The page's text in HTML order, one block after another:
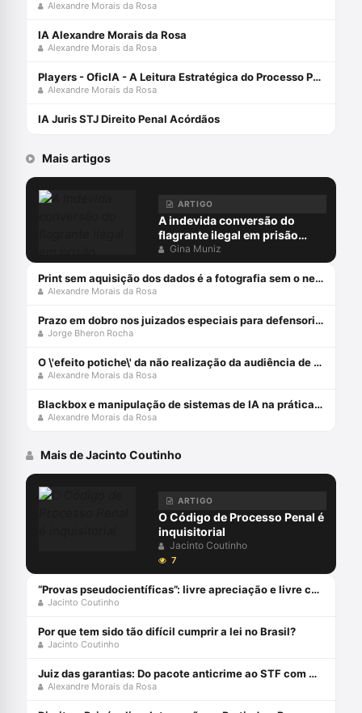
Alexandre Morais da Rosa
IA Alexandre Morais da Rosa
Alexandre Morais da Rosa
Players - OficIA - A Leitura Estratégica do Processo Penal com Alexandre Morais da Rosa
Alexandre Morais da Rosa
IA Juris STJ Direito Penal Acórdãos
Mais artigos
ARTIGO
A indevida conversão do
flagrante ilegal em prisão
preventiva
Gina Muniz
Print sem aquisição dos dados é a fotografia sem o negativo
Alexandre Morais da Rosa
Prazo em dobro nos juizados especiais para defensorias públicas
Jorge Bheron Rocha
O \'efeito potiche\' da não realização da audiência de custódia
Alexandre Morais da Rosa
Blackbox e manipulação de sistemas de IA na prática forense
Alexandre Morais da Rosa
Mais de Jacinto Coutinho
ARTIGO
O Código de Processo Penal é
inquisitorial
Jacinto Coutinho
7
“Provas pseudocientíficas”: livre apreciação e livre conhecimento da prova
Jacinto Coutinho
Por que tem sido tão difícil cumprir a lei no Brasil?
Jacinto Coutinho
Juiz das garantias: Do pacote anticrime ao STF com Alexandre Morais da Rosa e Jacinto Coutinho
Alexandre Morais da Rosa